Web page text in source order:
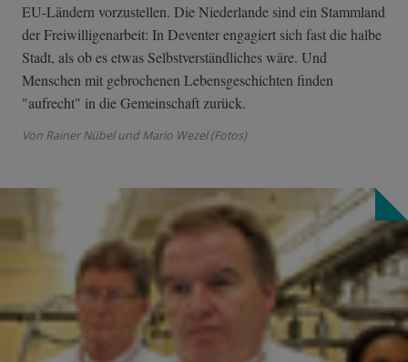
EU-Ländern vorzustellen. Die Niederlande sind ein Stammland
der Freiwilligenarbeit: In Deventer engagiert sich fast die halbe
Stadt, als ob es etwas Selbstverständliches wäre. Und
Menschen mit gebrochenen Lebensgeschichten finden
"aufrecht" in die Gemeinschaft zurück.
Von Rainer Nübel und Mario Wezel (Fotos)